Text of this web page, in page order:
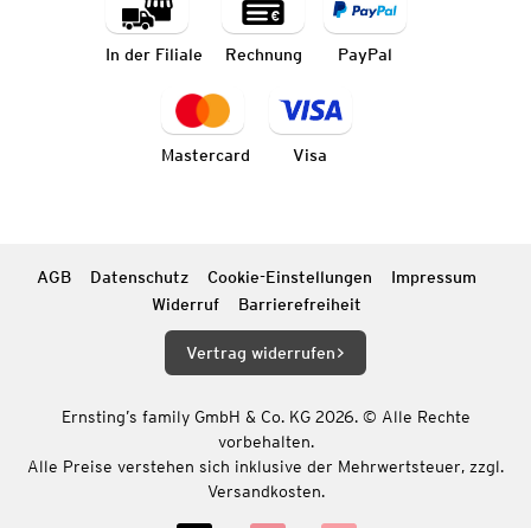
In der Filiale Rechnung PayPal
Mastercard Visa
AGB Datenschutz Cookie-Einstellungen
Impressum
Widerruf
Barrierefreiheit
Vertrag widerrufen
Ernsting’s family GmbH & Co. KG 2026. © Alle Rechte
vorbehalten.
Alle Preise verstehen sich inklusive der Mehrwertsteuer, zzgl.
Versandkosten.